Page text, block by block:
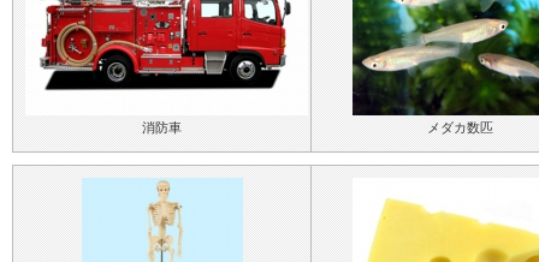
消防車 メダカ数匹